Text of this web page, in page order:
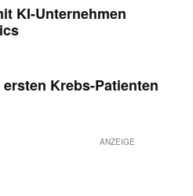
KI-Unternehmen
Krebs-Patienten
ANZEIGE